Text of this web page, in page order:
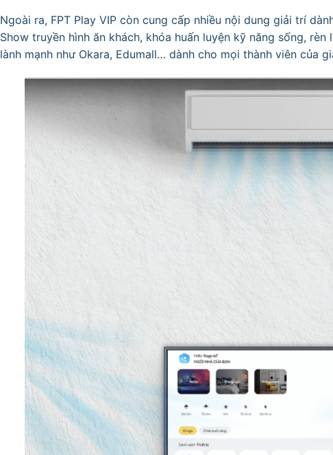
Ngoài ra, FPT Play VIP còn cung cấp nhiều nội dung giải trí
Show truyền hình ăn khách, khóa huấn luyện kỹ năng sống,
lành mạnh như Okara, Edumall… dành cho mọi thành viên của